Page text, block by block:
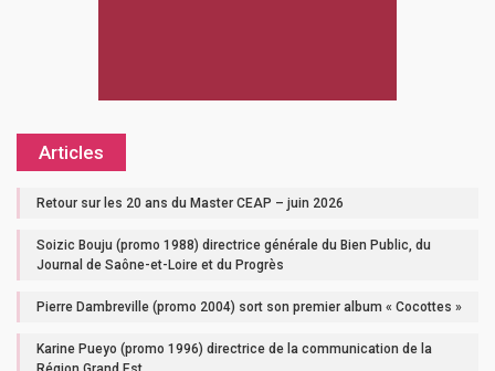
Articles
Retour sur les 20 ans du Master CEAP – juin 2026
Soizic Bouju (promo 1988) directrice générale du Bien Public, du
Journal de Saône-et-Loire et du Progrès
Pierre Dambreville (promo 2004) sort son premier album « Cocottes »
Karine Pueyo (promo 1996) directrice de la communication de la